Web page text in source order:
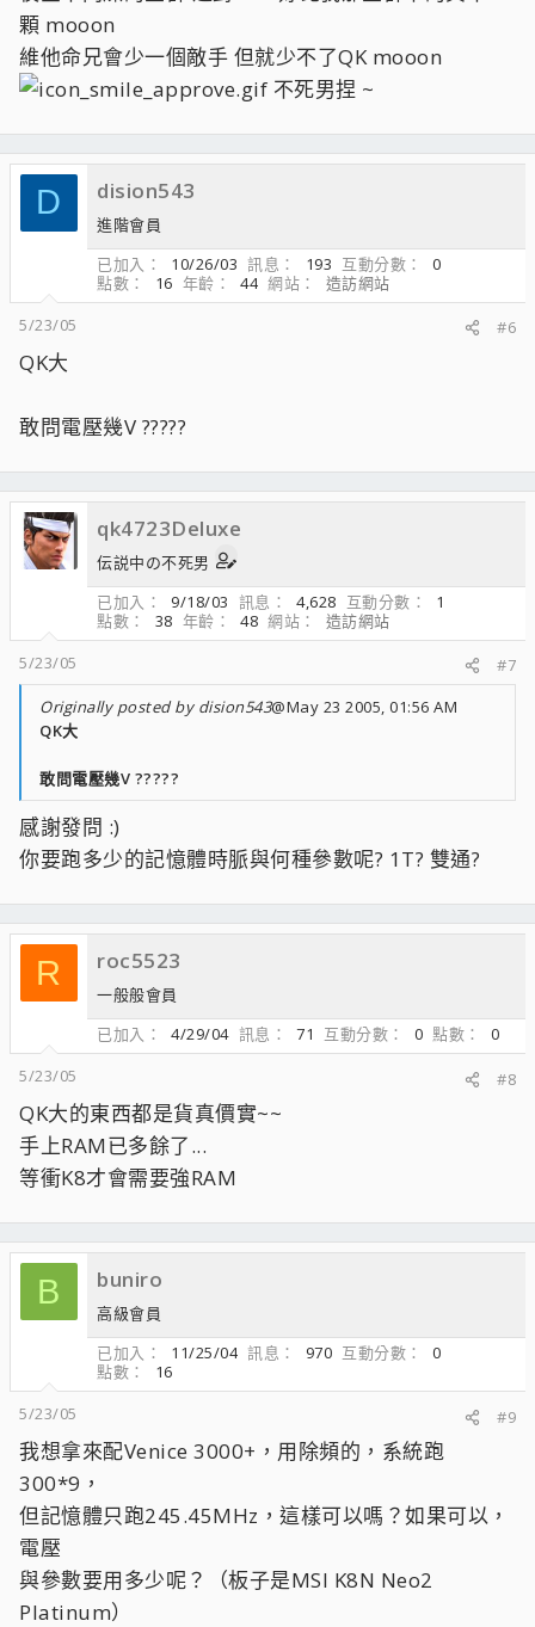
顆 mooon
維他命兄會少一個敵手 但就少不了QK mooon
不死男捏 ~
D dision543
進階會員
已加入
10/26/03 訊息 193 互動分數
0
點數
16 年齡 44 網站
造訪網站
5/23/05
#6
QK大
敢問電壓幾V ?????
qk4723Deluxe
伝説中の不死男
已加入
9/18/03 訊息 4,628 互動分數
1
點數
38 年齡 48 網站
造訪網站
5/23/05
#7
Originally posted by dision543@May 23 2005, 01:56 AM
QK大
敢問電壓幾V ?????
感謝發問 :)
你要跑多少的記憶體時脈與何種參數呢? 1T? 雙通?
R roc5523
一般般會員
已加入
4/29/04 訊息 71 互動分數 0 點數
0
5/23/05
#8
QK大的東西都是貨真價實~~
手上RAM已多餘了...
等衝K8才會需要強RAM
B buniro
高級會員
已加入
11/25/04 訊息 970 互動分數
0
點數
16
5/23/05
#9
我想拿來配Venice 3000+，用除頻的，系統跑
300*9，
但記憶體只跑245.45MHz，這樣可以嗎？如果可以，
電壓
與參數要用多少呢？（板子是MSI K8N Neo2
Platinum）